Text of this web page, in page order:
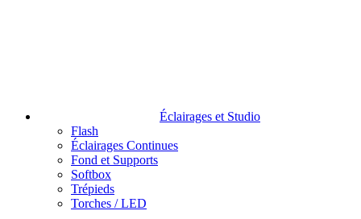
Éclairages et Studio
Flash
Éclairages Continues
Fond et Supports
Softbox
Trépieds
Torches / LED